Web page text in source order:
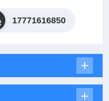
17771616850